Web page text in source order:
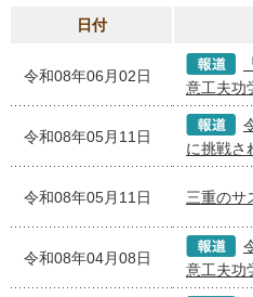
日付
令和08年06月02日
意工夫功
令和08年05月11日
に挑戦さ
令和08年05月11日 三重のサ
令和08年04月08日
意工夫功